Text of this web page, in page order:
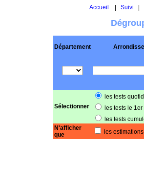
Accueil Suivi
Département
Sélectionner
les tests
les tests le
les tests
N'afficher
que
les